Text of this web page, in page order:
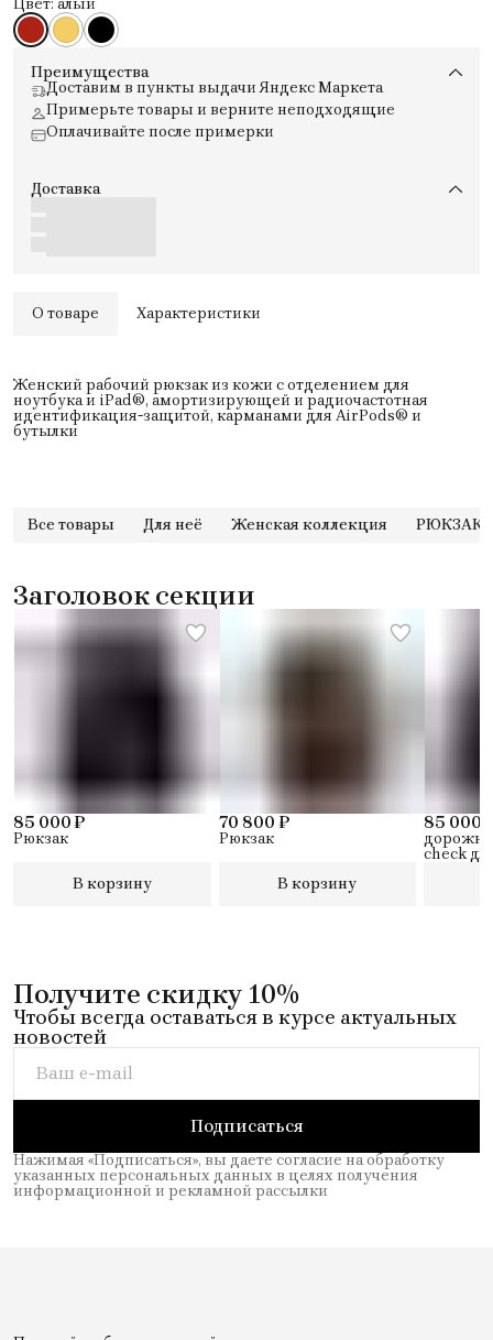
Преимущества
Доставим в пункты выдачи Яндекс Маркета
Примерьте товары и верните неподходящие
Оплачивайте после примерки
Доставка
О товаре Характеристики
Женский рабочий рюкзак из кожи с отделением для
ноутбука и iPad®, амортизирующей и радиочастотная
идентификация-защитой, карманами для AirPods® и
бутылки
Все товары Для неё Женская коллекция
Заголовок секции
85 000 ₽
Рюкзак
В корзину
70 800 ₽
Рюкзак
В корзину
85 000
check
Получите скидку 10%
Чтобы всегда оставаться в курсе актуальных
новостей
Подписаться
Нажимая «Подписаться», вы даете согласие на обработку
указанных персональных данных в целях получения
информационной и рекламной рассылки